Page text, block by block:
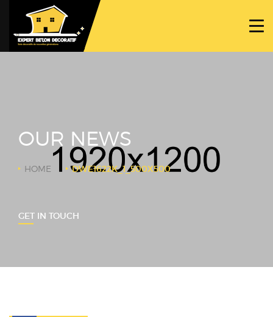
PROJETS
NOUS CONTACTER
OUR NEWS
HOME DWE1622K_1_500X500
GET IN TOUCH